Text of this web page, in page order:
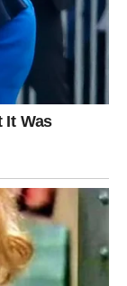
i emocije
izgled, već
dobrobit.
nivo stresa,
Na